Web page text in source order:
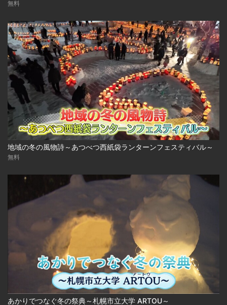
無料
地域の冬の風物詩～あつべつ西紙袋ランターンフェスティバル～
無料
あかりでつなぐ冬の祭典～札幌市立大学 ARTOU～